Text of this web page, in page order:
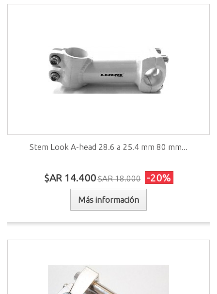
Stem Look A-head 28.6 a 25.4 mm 80 mm...
$AR 14.400$AR 18.000 -20%
Más información